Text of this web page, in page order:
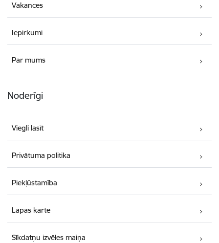
Vakances
Iepirkumi
Par mums
Noderīgi
Viegli lasīt
Privātuma politika
Piekļūstamība
Lapas karte
Sīkdatņu izvēles maiņa